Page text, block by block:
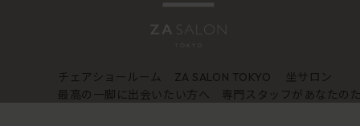
チェアショールーム ZA SALON TOKYO
坐サロン
最高の一脚に出会いたい方へ 専門スタッフがあなたの